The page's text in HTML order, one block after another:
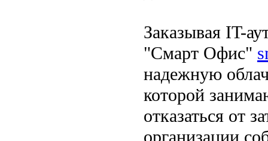
Заказывая IT-
"Смарт Офис"
надежную
которой
отказаться от
организации